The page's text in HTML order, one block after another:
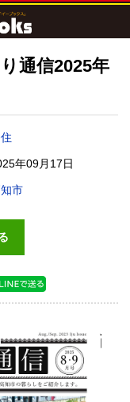
通信2025年
年09月17日
市